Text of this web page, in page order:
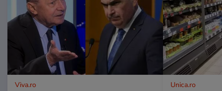
Viva.ro Unica.ro